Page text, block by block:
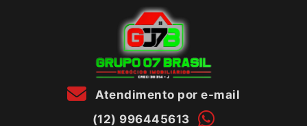
Atendimento por e-mail
(12) 996445613